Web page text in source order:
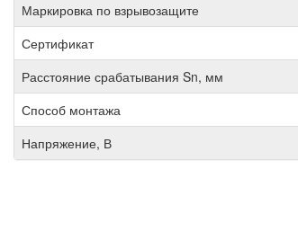
Маркировка по взрывозащите
Сертификат
Расстояние срабатывания Sn, мм
Способ монтажа
Напряжение, В